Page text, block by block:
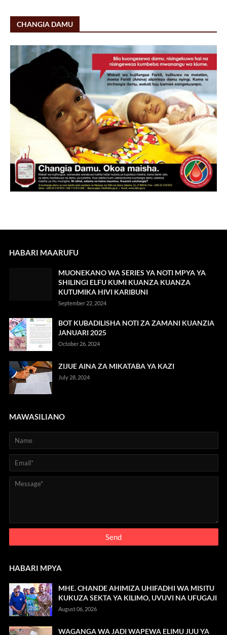
CHANGIA DAMU
HABARI MAARUFU
MUONEKANO WA SERIES YA NOTI MPYA YA
SHILINGI ELFU KUMI KUANZA KUANZA
KUTUMIKA HIVI KARIBUNI
September 22, 2024
BOT KUBADILISHA NOTI ZA ZAMANI KUANZIA
JANUARI 2025
October 26, 2024
ZIJUE AINA ZA MIKATABA YA KAZI
July 28, 2024
MAWASILIANO
HABARI MPYA
MHE. CHANDE AHIMIZA UHIFADHI WA MISITU
KUKUZA SEKTA YA KILIMO, UVUVI NA UFUGAJI
August 06, 2026
WAGANGA WA JADI WAPEWA ELIMU JUU YA